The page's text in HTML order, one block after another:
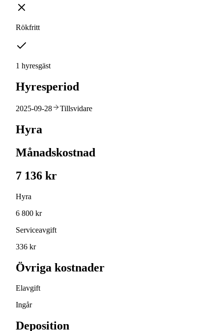
Rökfritt
1 hyresgäst
Hyresperiod
2025-09-28 Tillsvidare
Hyra
Månadskostnad
7 136 kr
Hyra
6 800 kr
Serviceavgift
336 kr
Övriga kostnader
Elavgift
Ingår
Deposition